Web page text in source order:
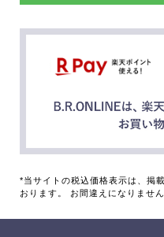
*当サイトの税込価格表示は、掲
おります。 お間違えになりませ